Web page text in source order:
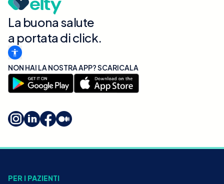
La buona salute
a portata di click.
NON HAI LA NOSTRA APP? SCARICALA
PER I PAZIENTI